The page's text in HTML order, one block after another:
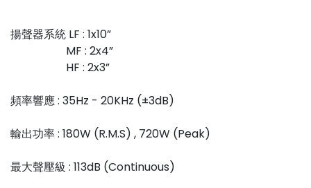
揚聲器系統 LF : 1x10”
MF : 2x4”
HF : 2x3”
頻率響應 : 35Hz - 20KHz (±3dB)
輸出功率 : 180W (R.M.S) , 720W (Peak)
最大聲壓級 : 113dB (Continuous)